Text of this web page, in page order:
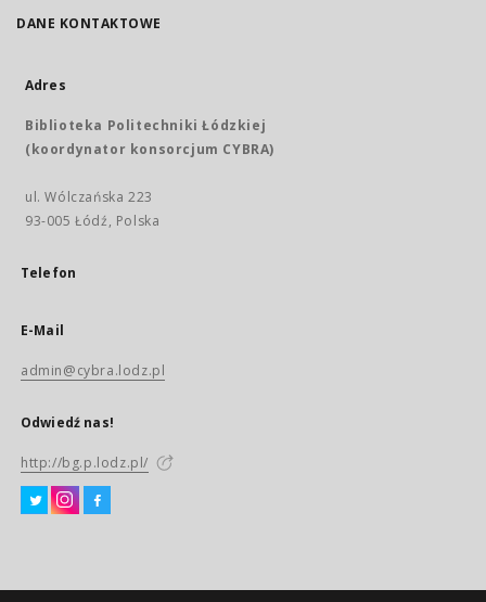
DANE KONTAKTOWE
Adres
Biblioteka Politechniki Łódzkiej
(koordynator konsorcjum CYBRA)
ul. Wólczańska 223
93-005 Łódź, Polska
Telefon
E-Mail
admin@cybra.lodz.pl
Odwiedź nas!
http://bg.p.lodz.pl/